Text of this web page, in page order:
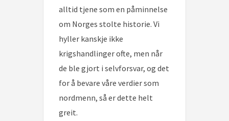
alltid tjene som en påminnelse
om Norges stolte historie. Vi
hyller kanskje ikke
krigshandlinger ofte, men når
de ble gjort i selvforsvar, og det
for å bevare våre verdier som
nordmenn, så er dette helt
greit.